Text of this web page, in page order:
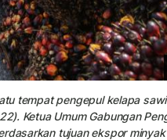
tempat pengepul kelapa
Ketua Umum Gabungan
tujuan ekspor